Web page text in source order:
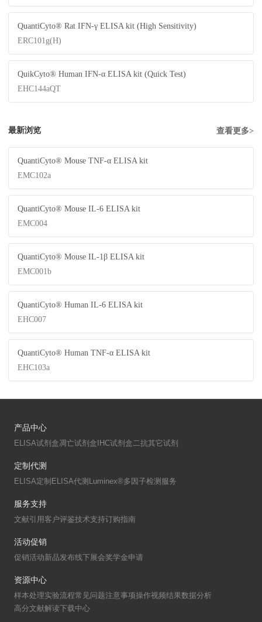
QuantiCyto® Rat IFN-γ ELISA kit (High Sensitivity)
ERC101g(H)
QuikCyto® Human IFN-α ELISA kit (Quick Test)
EHC144aQT
最新浏览 查看更多>
QuantiCyto® Mouse TNF-α ELISA kit
EMC102a
QuantiCyto® Mouse IL-6 ELISA kit
EMC004
QuantiCyto® Mouse IL-1β ELISA kit
EMC001b
QuantiCyto® Human IL-6 ELISA kit
EHC007
QuantiCyto® Human TNF-α ELISA kit
EHC103a
产品中心
ELISA试剂盒凋亡试剂盒 IHC试剂盒二抗其它试剂
定制代测
ELISA定制 ELISA代测 Luminex®多因子检测服务
服务支持
文献引用客户评鉴技术支持订购指南
活动促销
促销活动新品发布线下展会奖学金申请
资源中心
样本处理实验流程常见问题注意事项操作视频结果数据分析
高分文献解读下载中心